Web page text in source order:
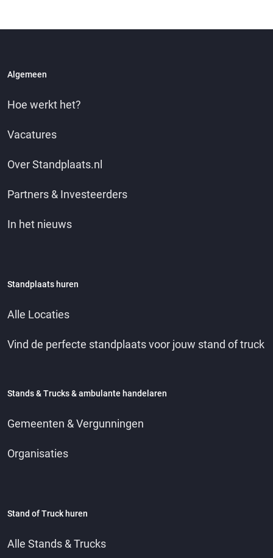
Algemeen
Hoe werkt het?
Vacatures
Over Standplaats.nl
Partners & Investeerders
In het nieuws
Standplaats huren
Alle Locaties
Vind de perfecte standplaats voor jouw stand of truck
Stands & Trucks & ambulante handelaren
Gemeenten & Vergunningen
Organisaties
Stand of Truck huren
Alle Stands & Trucks